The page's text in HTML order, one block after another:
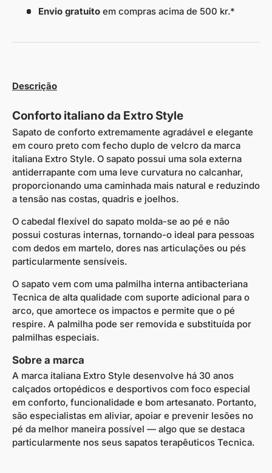
Envio gratuitoem compras acima de 500 kr.*
Descrição
Conforto italiano da Extro Style
Sapato de conforto extremamente agradável e elegante
em couro preto com fecho duplo de velcro da marca
italiana Extro Style. O sapato possui uma sola externa
antiderrapante com uma leve curvatura no calcanhar,
proporcionando uma caminhada mais natural e reduzindo
a tensão nas costas, quadris e joelhos.
O cabedal flexível do sapato molda-se ao pé e não
possui costuras internas, tornando-o ideal para pessoas
com dedos em martelo, dores nas articulações ou pés
particularmente sensíveis.
O sapato vem com uma palmilha interna antibacteriana
Tecnica de alta qualidade com suporte adicional para o
arco, que amortece os impactos e permite que o pé
respire. A palmilha pode ser removida e substituída por
palmilhas especiais.
Sobre a marca
A marca italiana Extro Style desenvolve há 30 anos
calçados ortopédicos e desportivos com foco especial
em conforto, funcionalidade e bom artesanato. Portanto,
são especialistas em aliviar, apoiar e prevenir lesões no
pé da melhor maneira possível — algo que se destaca
particularmente nos seus sapatos terapêuticos Tecnica.